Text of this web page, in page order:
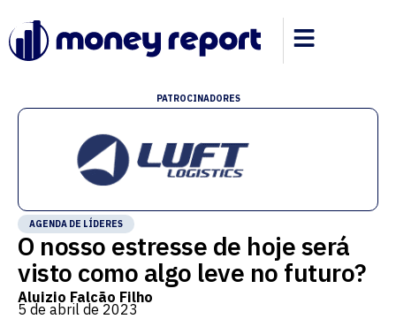
PATROCINADORES
AGENDA DE LÍDERES
O nosso estresse de hoje será
visto como algo leve no futuro?
Aluizio Falcão Filho
5 de abril de 2023